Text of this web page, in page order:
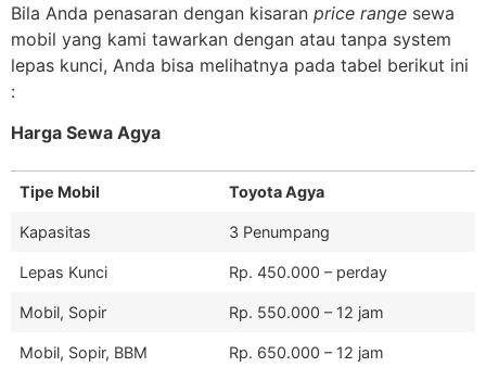
Bila Anda penasaran dengan kisaran price range sewa
mobil yang kami tawarkan dengan atau tanpa system
lepas kunci, Anda bisa melihatnya pada tabel berikut ini
:
Harga Sewa Agya
Tipe Mobil Toyota Agya
Kapasitas 3 Penumpang
Lepas Kunci Rp. 450.000 – perday
Mobil, Sopir Rp. 550.000 – 12 jam
Mobil, Sopir, BBM Rp. 650.000 – 12 jam